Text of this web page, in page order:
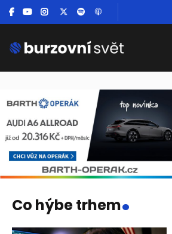
Co hýbe trhem.